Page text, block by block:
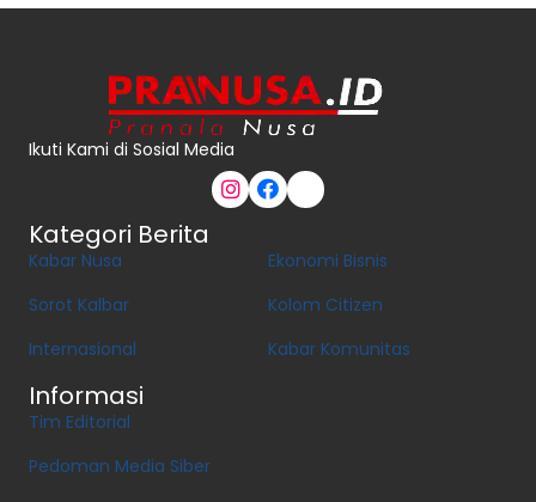
Ikuti Kami di Sosial Media
Kategori Berita
Kabar Nusa
Sorot Kalbar
Internasional
Ekonomi Bisnis
Kolom Citizen
Kabar Komunitas
Informasi
Tim Editorial
Pedoman Media Siber